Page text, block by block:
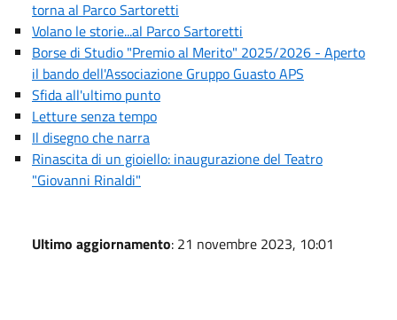
torna al Parco Sartoretti
Volano le storie...al Parco Sartoretti
Borse di Studio "Premio al Merito" 2025/2026 - Aperto
il bando dell'Associazione Gruppo Guasto APS
Sfida all'ultimo punto
Letture senza tempo
Il disegno che narra
Rinascita di un gioiello: inaugurazione del Teatro
"Giovanni Rinaldi"
Ultimo aggiornamento: 21 novembre 2023, 10:01